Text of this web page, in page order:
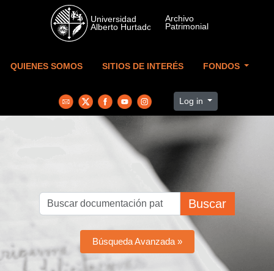
Skip to main content
QUIENES SOMOS SITIOS DE INTERÉS FONDOS
Log in
Buscar
Búsqueda Avanzada »